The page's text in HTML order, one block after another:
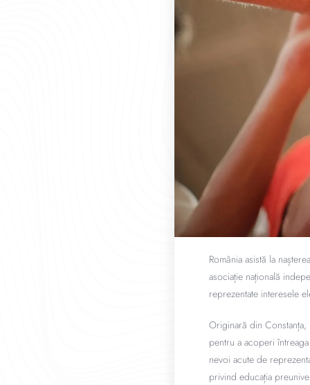
România asistă la
asociație națională
reprezentate interesele
Originară din Constanța,
pentru a acoperi
nevoi acute de
privind educația